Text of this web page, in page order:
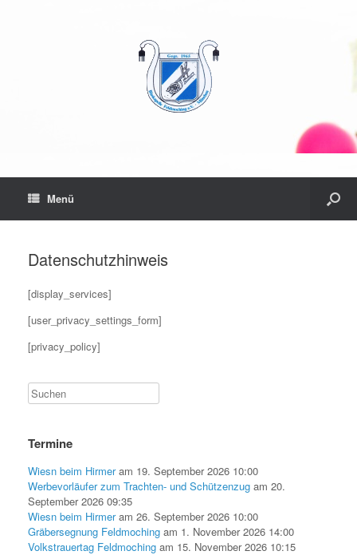
Menü
Datenschutzhinweis
[display_services]
[user_privacy_settings_form]
[privacy_policy]
Termine
Wiesn beim Hirmeram 19. September 2026 10:00
Werbevorläufer zum Trachten- und Schützenzug am 20.
September 2026 09:35
Wiesn beim Hirmeram 26. September 2026 10:00
Gräbersegnung Feldmoching am 1. November 2026 14:00
Volkstrauertag Feldmoching am 15. November 2026 10:15